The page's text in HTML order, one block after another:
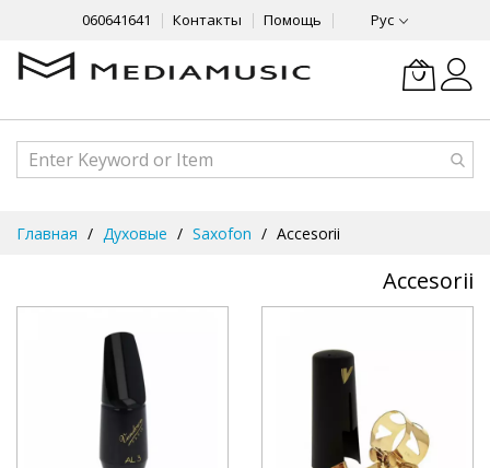
060641641 Контакты Помощь Рус
Главная Духовые Saxofon Accesorii
Accesorii